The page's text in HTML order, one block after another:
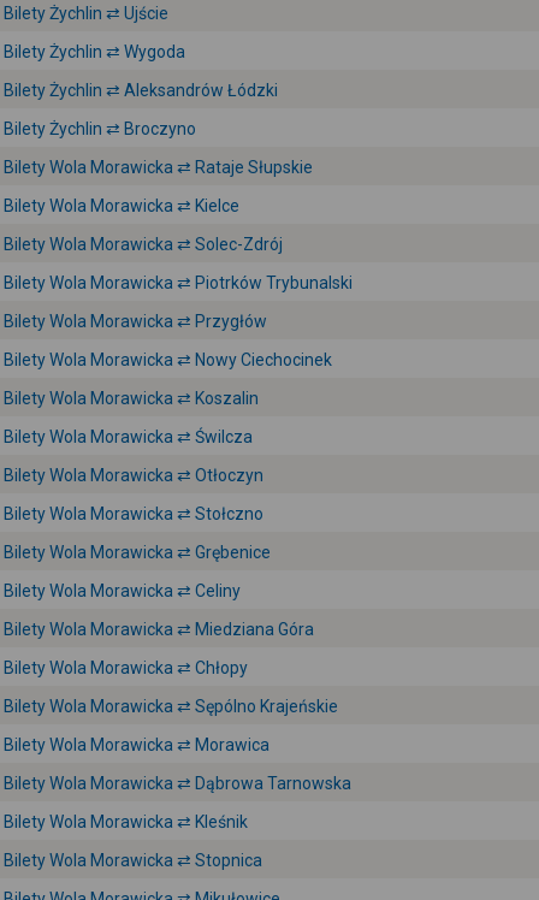
Bilety Żychlin ⇄ Ujście
Bilety Żychlin ⇄ Wygoda
Bilety Żychlin ⇄ Aleksandrów Łódzki
Bilety Żychlin ⇄ Broczyno
Bilety Wola Morawicka ⇄ Rataje Słupskie
Bilety Wola Morawicka ⇄ Kielce
Bilety Wola Morawicka ⇄ Solec-Zdrój
Bilety Wola Morawicka ⇄ Piotrków Trybunalski
Bilety Wola Morawicka ⇄ Przygłów
Bilety Wola Morawicka ⇄ Nowy Ciechocinek
Bilety Wola Morawicka ⇄ Koszalin
Bilety Wola Morawicka ⇄ Świlcza
Bilety Wola Morawicka ⇄ Otłoczyn
Bilety Wola Morawicka ⇄ Stołczno
Bilety Wola Morawicka ⇄ Grębenice
Bilety Wola Morawicka ⇄ Celiny
Bilety Wola Morawicka ⇄ Miedziana Góra
Bilety Wola Morawicka ⇄ Chłopy
Bilety Wola Morawicka ⇄ Sępólno Krajeńskie
Bilety Wola Morawicka ⇄ Morawica
Bilety Wola Morawicka ⇄ Dąbrowa Tarnowska
Bilety Wola Morawicka ⇄ Kleśnik
Bilety Wola Morawicka ⇄ Stopnica